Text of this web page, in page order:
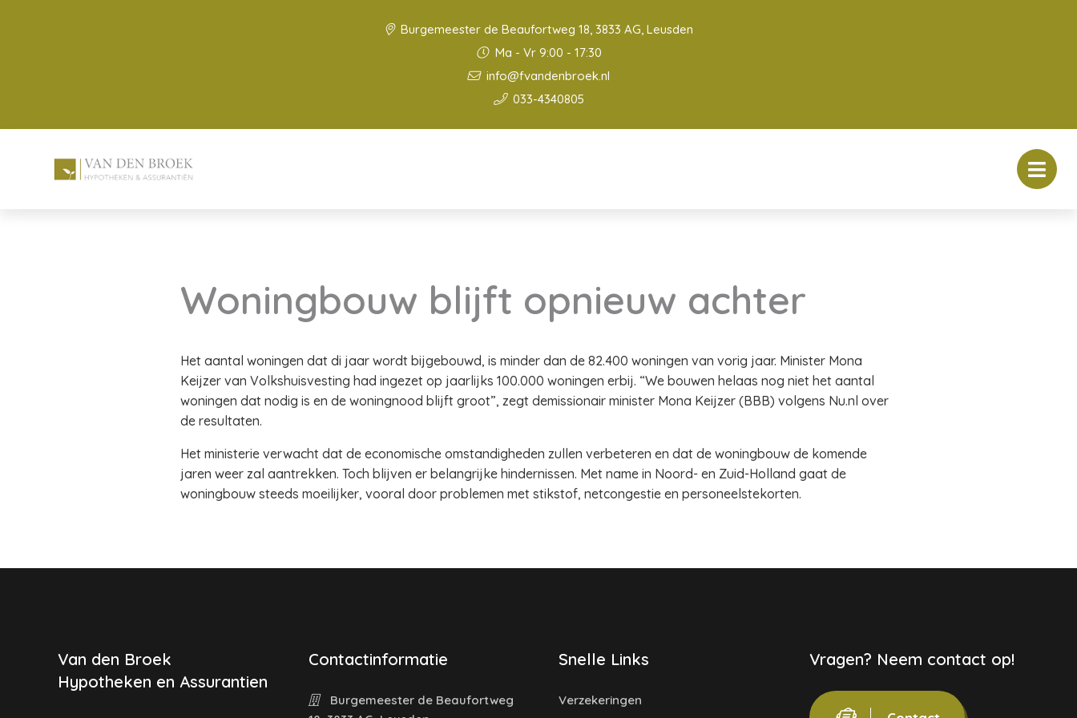
Burgemeester de Beaufortweg 18, 3833 AG, Leusden
Ma - Vr 9:00 - 17:30
info@fvandenbroek.nl
033-4340805
Woningbouw blijft opnieuw achter
Het aantal woningen dat di jaar wordt bijgebouwd, is minder dan de 82.400 woningen van vorig jaar. Minister Mona
Keijzer van Volkshuisvesting had ingezet op jaarlijks 100.000 woningen erbij. “We bouwen helaas nog niet het aantal
woningen dat nodig is en de woningnood blijft groot”, zegt demissionair minister Mona Keijzer (BBB) volgens Nu.nl over
de resultaten.
Het ministerie verwacht dat de economische omstandigheden zullen verbeteren en dat de woningbouw de komende
jaren weer zal aantrekken. Toch blijven er belangrijke hindernissen. Met name in Noord- en Zuid-Holland gaat de
woningbouw steeds moeilijker, vooral door problemen met stikstof, netcongestie en personeelstekorten.
Van den Broek
Hypotheken en Assurantien
Contactinformatie
Burgemeester de Beaufortweg
Snelle Links
Verzekeringen
Vragen? Neem contact op!